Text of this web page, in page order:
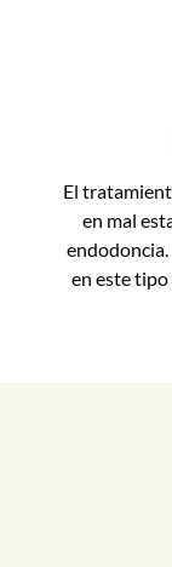
El
en mal
endodoncia.
en este tipo